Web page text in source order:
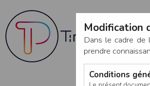
Modification
Dans le cadre de
prendre
Conditions